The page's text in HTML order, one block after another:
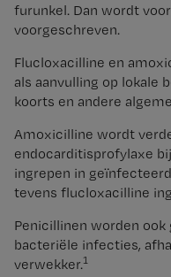
furunkel. Dan wordt
voorgeschreven.
Flucloxacilline en
als aanvulling op lokale
koorts en andere
Amoxicilline wordt
endocarditisprofylaxe
ingrepen in
tevens flucloxacilline
Penicillinen worden
bacteriële infecties,
verwekker.1